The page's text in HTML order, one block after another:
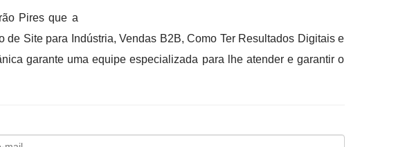
Pires que a
Site para Indústria, Vendas B2B, Como Ter Resultados Digitais e
garante uma equipe especializada para lhe atender e garantir o